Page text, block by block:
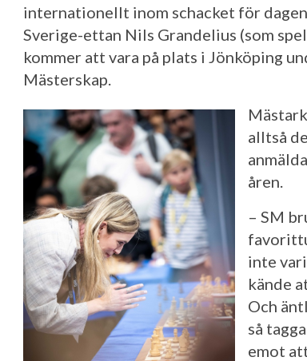
internationellt inom schacket för
Sverige-ettan Nils Grandelius (som
kommer att vara på plats i Jönköping
Mästerskap.
alltså
åren.
– SM
inte
kände
Och
så
emot